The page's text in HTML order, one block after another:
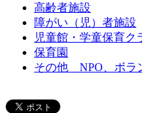
高齢者施設
障がい（児）者施設
児童館・学童保育ク
保育園
その他 NPO、ボラ